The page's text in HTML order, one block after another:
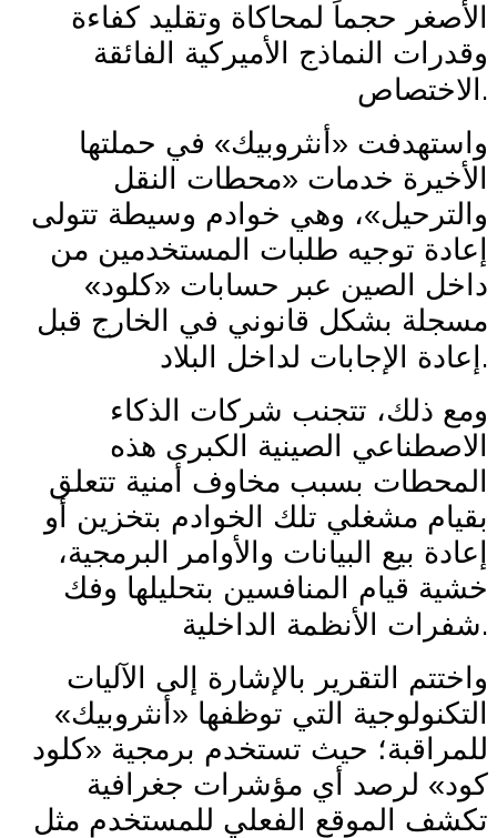
الأصغر حجماً لمحاكاة وتقليد كفاءة
وقدرات النماذج الأميركية الفائقة
الاختصاص .
واستهدفت «أنثروبيك» في حملتها
الأخيرة خدمات «محطات النقل
والترحيل»، وهي خوادم وسيطة تتولى
إعادة توجيه طلبات المستخدمين من
داخل الصين عبر حسابات «كلود»
مسجلة بشكل قانوني في الخارج قبل
إعادة الإجابات لداخل البلاد .
ومع ذلك، تتجنب شركات الذكاء
الاصطناعي الصينية الكبرى هذه
المحطات بسبب مخاوف أمنية تتعلق
بقيام مشغلي تلك الخوادم بتخزين أو
إعادة بيع البيانات والأوامر البرمجية،
خشية قيام المنافسين بتحليلها وفك
شفرات الأنظمة الداخلية.
واختتم التقرير بالإشارة إلى الآليات
التكنولوجية التي توظفها «أنثروبيك»
للمراقبة؛ حيث تستخدم برمجية «كلود
كود» لرصد أي مؤشرات جغرافية
تكشف الموقع الفعلي للمستخدم مثل